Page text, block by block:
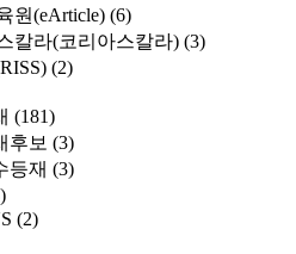
원(eArticle) (6)
칼라(코리아스칼라) (3)
(2)
(181)
후보 (3)
등재 (3)
(2)